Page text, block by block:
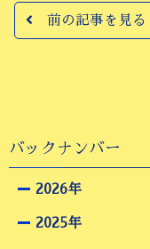
前の記事を見る
バックナンバー
2026年
2025年